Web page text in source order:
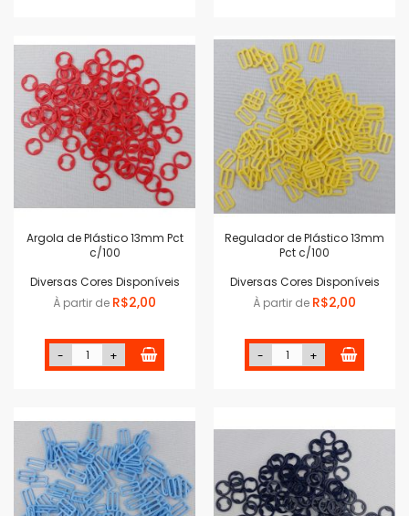
Argola de Plástico 13mm Pct
c/100
Diversas Cores Disponíveis
À partir de R$2,00
- +
Regulador de Plástico 13mm
Pct c/100
Diversas Cores Disponíveis
À partir de R$2,00
- +